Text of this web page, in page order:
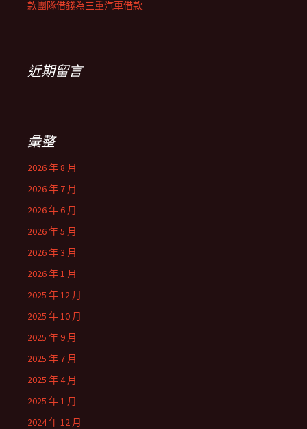
款團隊借錢為三重汽車借款
近期留言
彙整
2026 年 8 月
2026 年 7 月
2026 年 6 月
2026 年 5 月
2026 年 3 月
2026 年 1 月
2025 年 12 月
2025 年 10 月
2025 年 9 月
2025 年 7 月
2025 年 4 月
2025 年 1 月
2024 年 12 月